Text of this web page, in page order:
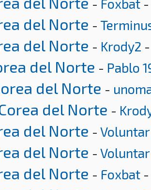
- Foxbat
del Norte -
del Norte - Krody2
del Norte - Pablo
del Norte -
del Norte -
del Norte -
del Norte -
del Norte - Foxbat